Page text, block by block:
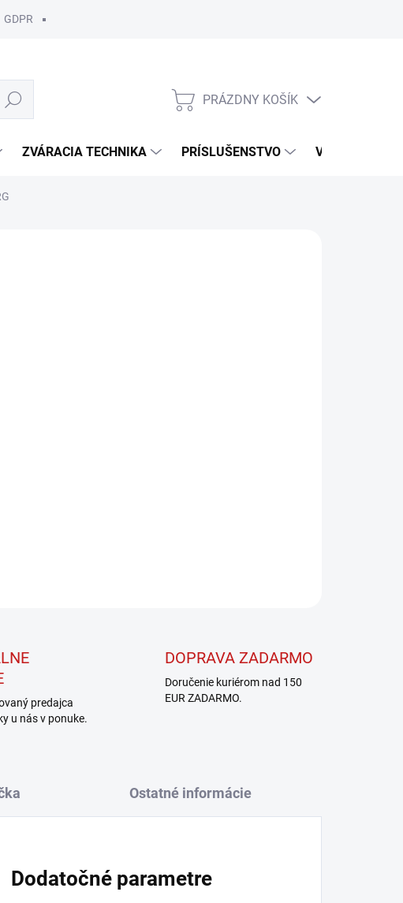
GDPR
Hľadať
NÁKUPNÝ
PRÁZDNY KOŠÍK
ZVÁRACIA TECHNIKA PRÍSLUŠENSTVO VÝROBCOVIA
predajca
u nás v ponuke.
DOPRAVA ZADARMO
Doručenie kuriérom nad 150
EUR ZADARMO.
Ostatné informácie
Dodatočné parametre